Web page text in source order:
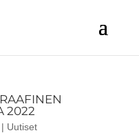
2022
| Uutiset